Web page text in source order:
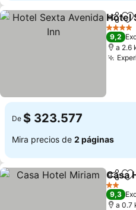
Hotel
4 Estrellas
9,2
a 2.6
De $ 323.577
Mira precios de 2 páginas
Casa
2 Estrellas
9,3
a 0.7